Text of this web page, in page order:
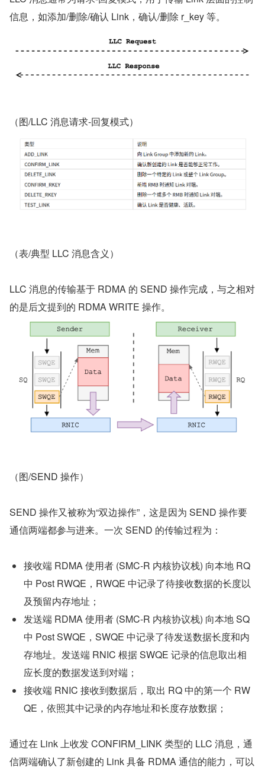
信息，如添加/删除/确认 Link，确认/删除 r_key 等。
（图/LLC 消息请求-回复模式）
（表/典型 LLC 消息含义）
LLC 消息的传输基于 RDMA 的 SEND 操作完成，与之相对
的是后文提到的 RDMA WRITE 操作。
（图/SEND 操作）
SEND 操作又被称为“双边操作”，这是因为 SEND 操作要
通信两端都参与进来。一次 SEND 的传输过程为：
接收端 RDMA 使用者 (SMC-R 内核协议栈) 向本地 RQ
中 Post RWQE，RWQE 中记录了待接收数据的长度以
及预留内存地址；
发送端 RDMA 使用者 (SMC-R 内核协议栈) 向本地 SQ
中 Post SWQE，SWQE 中记录了待发送数据长度和内
存地址。发送端 RNIC 根据 SWQE 记录的信息取出相
应长度的数据发送到对端；
接收端 RNIC 接收到数据后，取出 RQ 中的第一个 RW
QE，依照其中记录的内存地址和长度存放数据；
通过在 Link 上收发 CONFIRM_LINK 类型的 LLC 消息，通
信两端确认了新创建的 Link 具备 RDMA 通信的能力，可以